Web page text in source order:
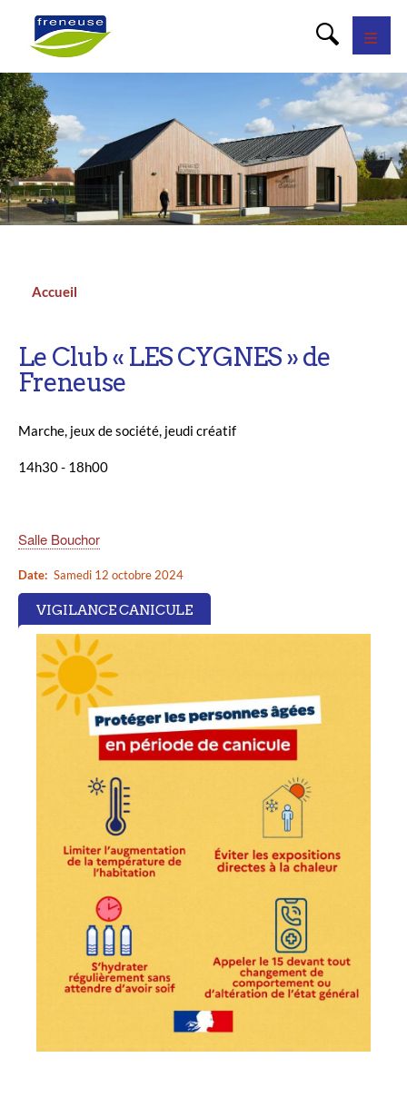
Accueil
Le Club « LES CYGNES » de
Freneuse
Marche, jeux de société, jeudi créatif
14h30 - 18h00
Salle Bouchor
Date Samedi 12 octobre 2024
VIGILANCE CANICULE